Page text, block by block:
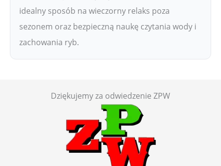
idealny sposób na wieczorny relaks poza
sezonem oraz bezpieczną naukę czytania wody i
zachowania ryb.
Dziękujemy za odwiedzenie ZPW